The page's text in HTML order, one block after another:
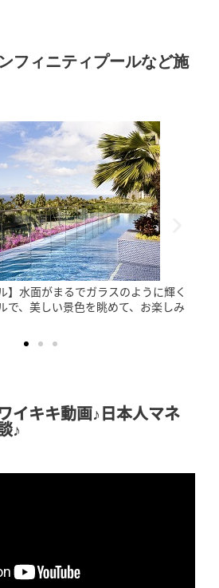
フィニティプールなど施
・キュイジーヌ】新鮮なシーフード
ン。海を眺めながら、ご家族やグル
イキキ動画♪日本人マネ
♪